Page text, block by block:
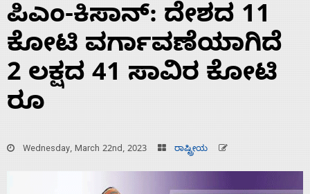
ಪಿಎಂ-ಕಿಸಾನ್: ದೇಶದ 11
ಕೋಟಿ ವರ್ಗಾವಣೆಯಾಗಿದೆ
2 ಲಕ್ಷದ 41 ಸಾವಿರ ಕೋಟಿ
ರೂ
Wednesday, March 22nd, 2023 ರಾಷ್ಟ್ರೀಯ